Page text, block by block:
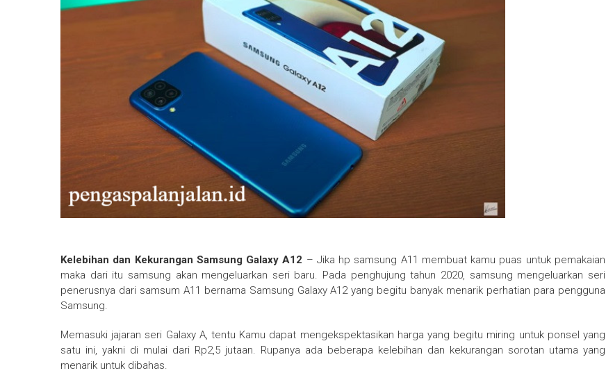
Kelebihan dan Kekurangan Samsung Galaxy A12 – Jika hp samsung A11 membuat kamu puas untuk pemakaian
maka dari itu samsung akan mengeluarkan seri baru. Pada penghujung tahun 2020, samsung mengeluarkan seri
penerusnya dari samsum A11 bernama Samsung Galaxy A12 yang begitu banyak menarik perhatian para pengguna
Samsung.
Memasuki jajaran seri Galaxy A, tentu Kamu dapat mengekspektasikan harga yang begitu miring untuk ponsel yang
satu ini, yakni di mulai dari Rp2,5 jutaan. Rupanya ada beberapa kelebihan dan kekurangan sorotan utama yang
menarik untuk dibahas.